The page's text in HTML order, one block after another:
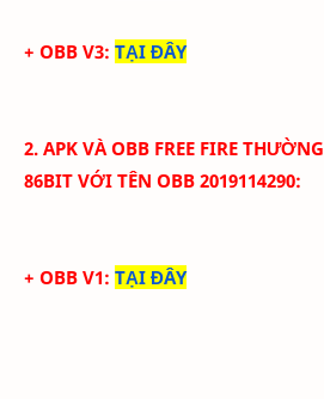
+ OBB V3: TẠI ĐÂY
2. APK VÀOBB FREE FIRE THƯỜNG
86BIT VỚI TÊN OBB 2019114290:
+ OBB V1: TẠI ĐÂY